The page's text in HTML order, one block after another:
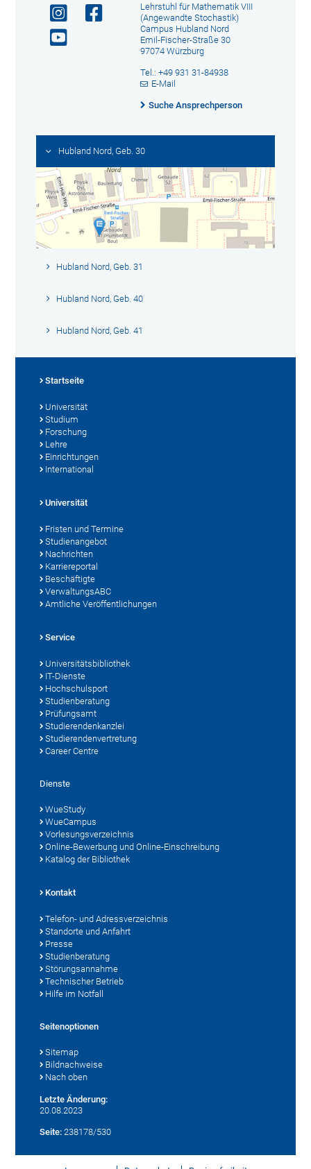
Lehrstuhl für Mathematik VIII
(Angewandte Stochastik)
Campus Hubland Nord
Emil-Fischer-Straße 30
97074 Würzburg
Tel.: +49 931 31-84938
E-Mail
Suche Ansprechperson
Hubland Nord, Geb. 30
Hubland Nord, Geb. 31
Hubland Nord, Geb. 40
Hubland Nord, Geb. 41
Startseite
Universität
Studium
Forschung
Lehre
Einrichtungen
International
Universität
Fristen und Termine
Studienangebot
Nachrichten
Karriereportal
Beschäftigte
VerwaltungsABC
Amtliche Veröffentlichungen
Service
Universitätsbibliothek
IT-Dienste
Hochschulsport
Studienberatung
Prüfungsamt
Studierendenkanzlei
Studierendenvertretung
Career Centre
Dienste
WueStudy
WueCampus
Vorlesungsverzeichnis
Online-Bewerbung und Online-Einschreibung
Katalog der Bibliothek
Kontakt
Telefon- und Adressverzeichnis
Standorte und Anfahrt
Presse
Studienberatung
Störungsannahme
Technischer Betrieb
Hilfe im Notfall
Seitenoptionen
Sitemap
Bildnachweise
Nach oben
Letzte Änderung:
20.08.2023
Seite: 238178/530